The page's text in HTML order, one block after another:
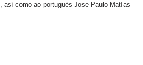
así como ao portugués Jose Paulo Matías